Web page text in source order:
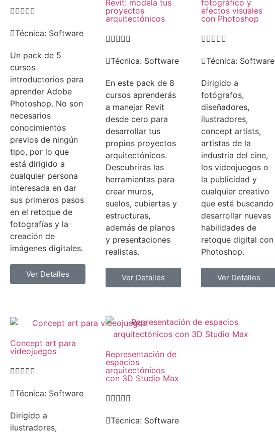

Técnica: Software
Un pack de 5
cursos
introductorios para
aprender Adobe
Photoshop. No son
necesarios
conocimientos
previos de ningún
tipo, por lo que
está dirigido a
cualquier persona
interesada en dar
sus primeros pasos
en el retoque de
fotografías y la
creación de
imágenes digitales.
Ver Detalles
Revit: modela tus
proyectos
arquitectónicos

Técnica: Software
En este pack de 8
cursos aprenderás
a manejar Revit
desde cero para
desarrollar tus
propios proyectos
arquitectónicos.
Descubrirás las
herramientas para
crear muros,
suelos, cubiertas y
estructuras,
además de planos
y presentaciones
realistas.
Ver Detalles
fotográfico y
efectos visuales
con Photoshop

Técnica: Software
Dirigido a
fotógrafos,
diseñadores,
ilustradores,
concept artists,
artistas de la
industria del cine,
los videojuegos o
la publicidad y
cualquier creativo
que esté buscando
desarrollar nuevas
habilidades de
retoque digital con
Photoshop.
Ver Detalles
Concept art para
videojuegos

Técnica: Software
Dirigido a
ilustradores,
Representación de
espacios
arquitectónicos
con 3D Studio Max

Técnica: Software